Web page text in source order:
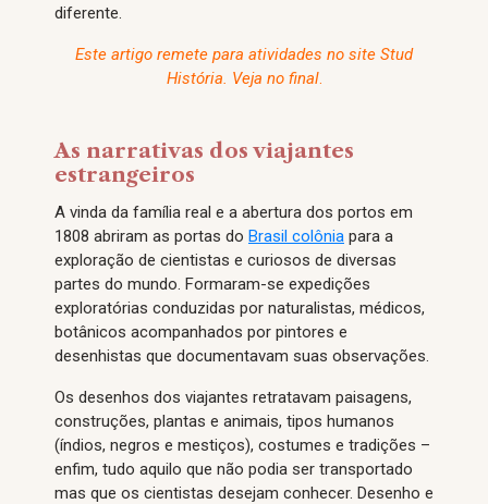
diferente.
Este artigo remete para atividades no site Stud
História. Veja no final.
As narrativas dos viajantes
estrangeiros
A vinda da família real e a abertura dos portos em
1808 abriram as portas do Brasil colônia para a
exploração de cientistas e curiosos de diversas
partes do mundo. Formaram-se expedições
exploratórias conduzidas por naturalistas, médicos,
botânicos acompanhados por pintores e
desenhistas que documentavam suas observações.
Os desenhos dos viajantes retratavam paisagens,
construções, plantas e animais, tipos humanos
(índios, negros e mestiços), costumes e tradições –
enfim, tudo aquilo que não podia ser transportado
mas que os cientistas desejam conhecer. Desenho e